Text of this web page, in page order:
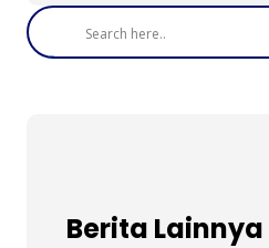
Berita Lainnya